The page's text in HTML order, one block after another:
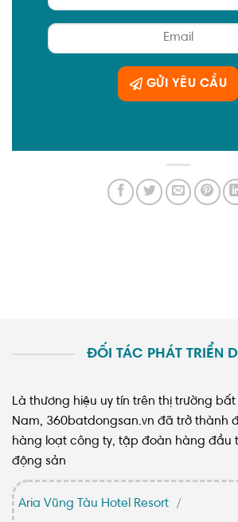
GỬI YÊU CẦU
ĐỐI TÁC PHÁT TRIỂN
Là thương hiệu uy tín trên thị trường
Nam, 360batdongsan.vn đã trở thành
hàng loạt công ty, tập đoàn hàng đầu
động sản
Aria Vũng Tàu Hotel Resort